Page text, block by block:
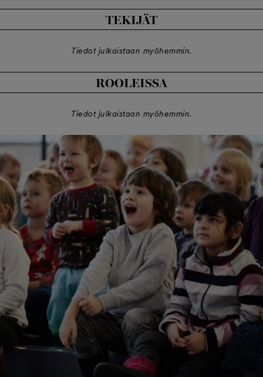
TEKIJÄT
Tiedot julkaistaan myöhemmin.
ROOLEISSA
Tiedot julkaistaan myöhemmin.